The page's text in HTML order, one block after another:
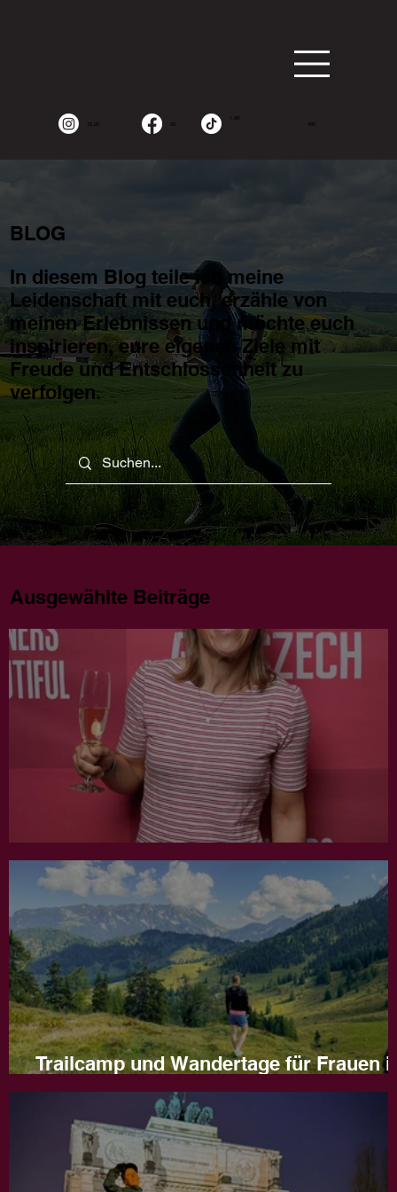
15.2K 2K
1.9K
490
BLOG
In diesem Blog teile ich meine
Leidenschaft mit euch, erzähle von
meinen Erlebnissen und möchte euch
inspirieren, eure eigenen Ziele mit
Freude und Entschlossenheit zu
verfolgen.
Ausgewählte Beiträge
Jahresrückblick 2025
Trailcamp und Wandertage für Frauen
Naturns